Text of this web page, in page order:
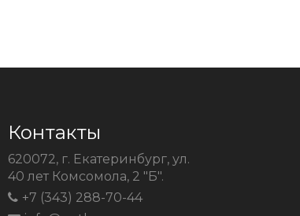
Контакты
620072, г. Екатеринбург, ул.
40 лет Комсомола, 2 "Б".
+7 (343) 288-70-44